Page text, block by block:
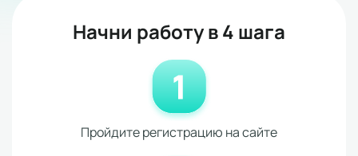
Начни работу в 4 шага
Пройдите регистрацию на сайте